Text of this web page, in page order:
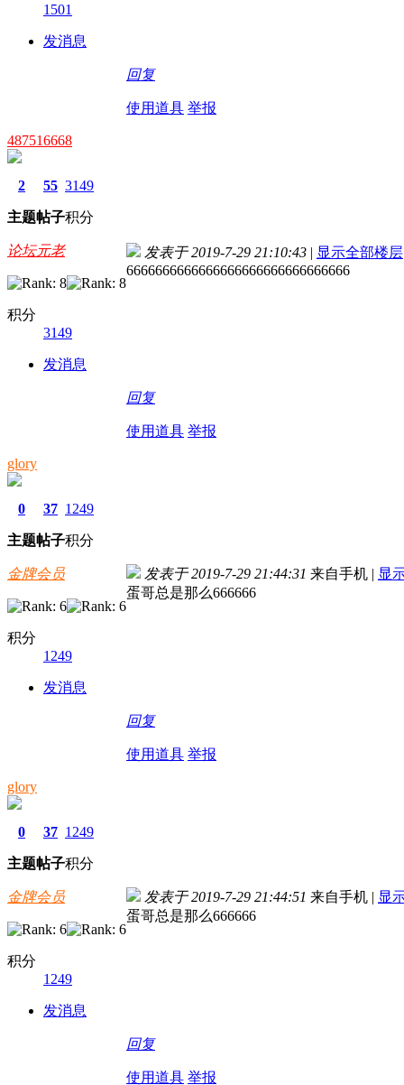
1501
发消息
回复
使用道具 举报
487516668
2
主题
55
帖子
3149
积分
论坛元老
积分
3149
发消息
发表于 2019-7-29 21:10:43 | 显示全部楼层
6666666666666666666666666666666
回复
使用道具 举报
glory
0
主题
37
帖子
1249
积分
金牌会员
积分
1249
发消息
发表于 2019-7-29 21:44:31 来自手机 | 显
蛋哥总是那么666666
回复
使用道具 举报
glory
0
主题
37
帖子
1249
积分
金牌会员
积分
1249
发消息
发表于 2019-7-29 21:44:51 来自手机 | 显
蛋哥总是那么666666
回复
使用道具 举报